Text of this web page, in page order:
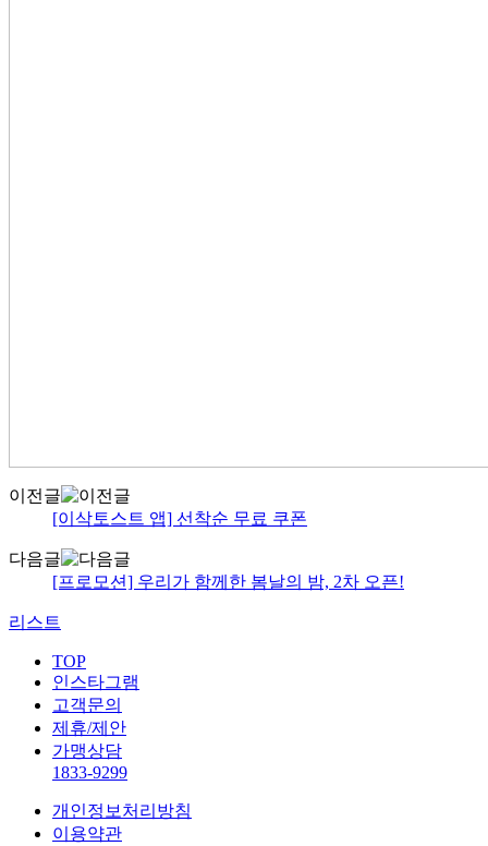
이전글
[이삭토스트 앱] 선착순 무료 쿠폰
다음글
[프로모션] 우리가 함께한 봄날의 밤, 2차 오픈!
리스트
TOP
인스타그램
고객문의
제휴/제안
가맹상담
1833-9299
개인정보처리방침
이용약관